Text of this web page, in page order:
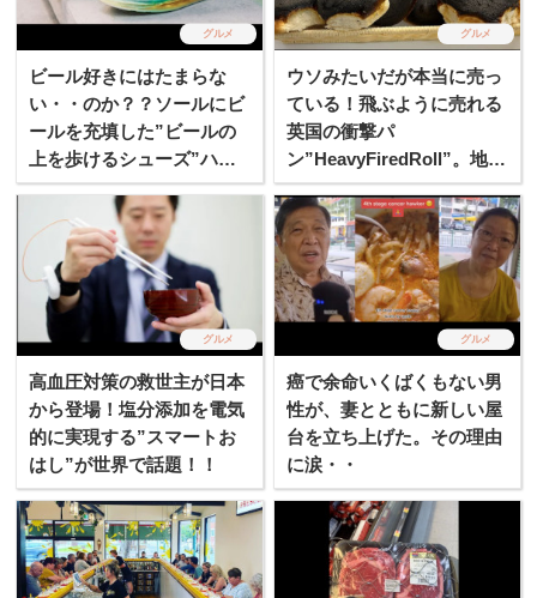
ビール好きにはたまらな
い・・のか？？ソールにビ
ールを充填した”ビールの
上を歩けるシューズ”ハイ
ネキックスが発売される
グルメ
ウソみたいだが本当に売っ
ている！飛ぶように売れる
英国の衝撃パ
ン”HeavyFiredRoll”。地元
での評価は真っ二つ！！
グルメ
高血圧対策の救世主が日本
から登場！塩分添加を電気
的に実現する”スマートお
はし”が世界で話題！！
グルメ
癌で余命いくばくもない男
性が、妻とともに新しい屋
台を立ち上げた。その理由
に涙・・
グルメ